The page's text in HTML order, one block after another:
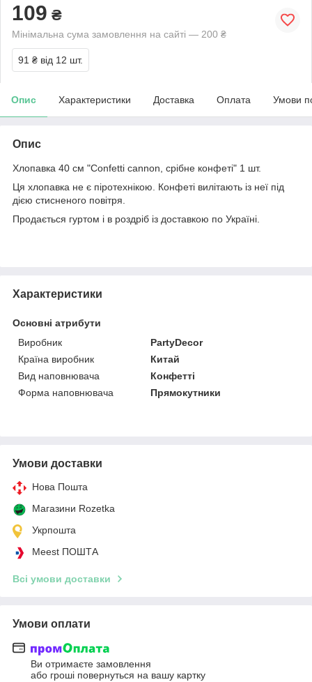
109 ₴
Мінімальна сума замовлення на сайті — 200 ₴
91 ₴ від 12 шт.
Опис Характеристики Доставка Оплата Умови
Опис
Хлопавка 40 см "Confetti cannon, срібне конфеті" 1 шт.
Ця хлопавка не є піротехнікою. Конфеті вилітають із неї під
дією стисненого повітря.
Продається гуртом і в роздріб із доставкою по Україні.
Характеристики
Основні атрибути
Виробник
PartyDecor
Країна виробник
Китай
Вид наповнювача
Конфетті
Форма наповнювача
Прямокутники
Умови доставки
Нова Пошта
Магазини Rozetka
Укрпошта
Meest ПОШТА
Всі умови доставки
Умови оплати
Ви отримаєте замовлення
або гроші повернуться на вашу картку